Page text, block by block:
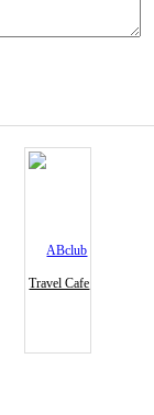
Travel Cafe